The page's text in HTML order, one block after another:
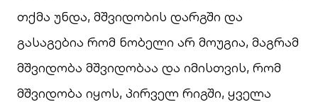
თქმა უნდა, მშვიდობის დარგში და
გასაგებია რომ ნობელი არ მოუგია, მაგრამ
მშვიდობა მშვიდობაა და იმისთვის, რომ
მშვიდობა იყოს, პირველ რიგში, ყველა